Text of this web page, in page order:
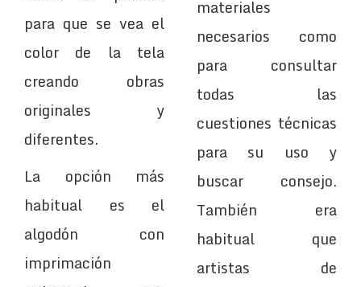
para que se vea el
color de la tela
creando obras
originales y
diferentes.
La opción más
habitual es el
algodón con
imprimación
materiales
necesarios como
para consultar
todas las
cuestiones técnicas
para su uso y
buscar consejo.
También era
habitual que
artistas de